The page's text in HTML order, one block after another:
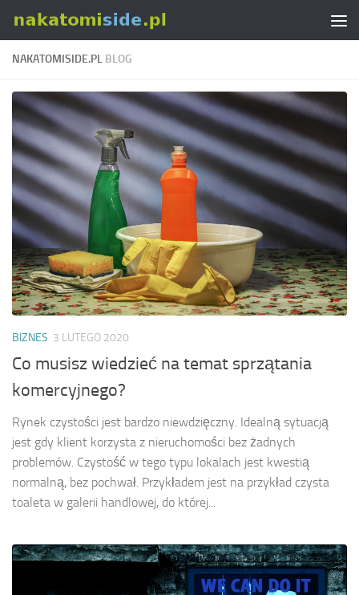
Skip to content
NAKATOMISIDE.PL BLOG
BIZNES 3 LUTEGO 2020
Co musisz wiedzieć na temat sprzątania
komercyjnego?
Rynek czystości jest bardzo niewdzięczny. Idealną sytuacją
jest gdy klient korzysta z nieruchomości bez żadnych
problemów. Czystość w tego typu lokalach jest kwestią
normalną, bez pochwał. Przykładem jest na przykład czysta
toaleta w galerii handlowej, do której...